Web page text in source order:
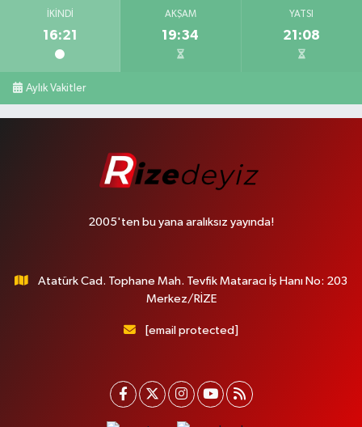
İKINDI
16:21
AKŞAM
19:34
YATSI
21:08
Aylık Vakitler
2005'ten bu yana aralıksız yayında!
Atatürk Cad. Tophane Mah. Tevfik Mataracı İş Hanı No: 203
Merkez/RİZE
[email protected]